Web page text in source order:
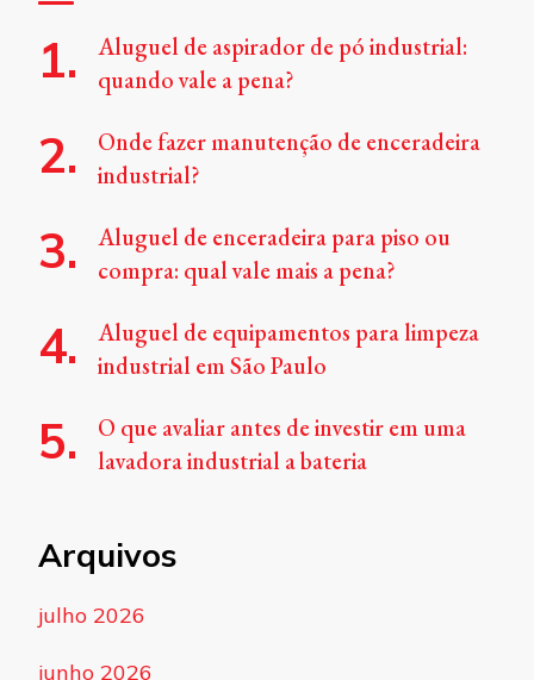
Aluguel de aspirador de pó industrial:
quando vale a pena?
Onde fazer manutenção de enceradeira
industrial?
Aluguel de enceradeira para piso ou
compra: qual vale mais a pena?
Aluguel de equipamentos para limpeza
industrial em São Paulo
O que avaliar antes de investir em uma
lavadora industrial a bateria
Arquivos
julho 2026
junho 2026